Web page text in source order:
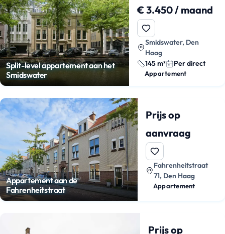
Split-level appartement aan het
Smidswater
€ 3.450 / maand
Smidswater, Den
Haag
145 m²
Per direct
Appartement
Appartement aan de
Fahrenheitstraat
Prijs op
aanvraag
Fahrenheitstraat
71, Den Haag
Appartement
Prijs op